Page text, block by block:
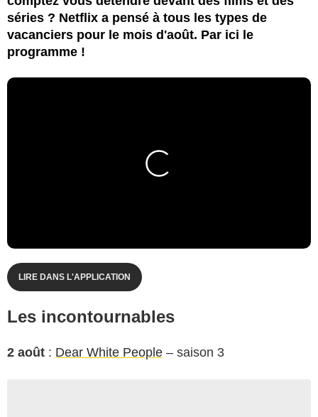
séries ? Netflix a pensé à tous les types de
vacanciers pour le mois d'août. Par ici le
programme !
LIRE DANS L'APPLICATION
Les incontournables
2 août : Dear White People – saison 3